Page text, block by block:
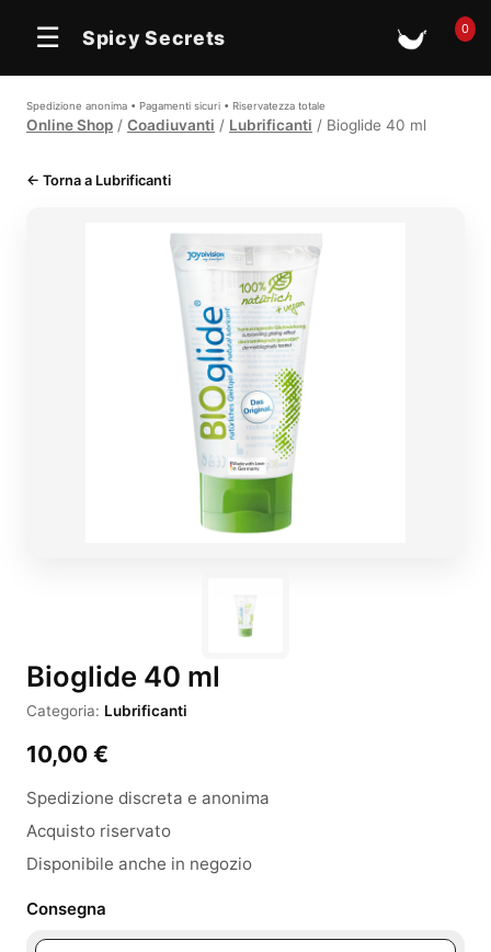
☰ Spicy Secrets 🛒0
Spedizione anonima • Pagamenti sicuri • Riservatezza totale
Online Shop / Coadiuvanti / Lubrificanti / Bioglide 40 ml
← Torna a Lubrificanti
Bioglide 40 ml
Categoria: Lubrificanti
10,00 €
Spedizione discreta e anonima
Acquisto riservato
Disponibile anche in negozio
Consegna